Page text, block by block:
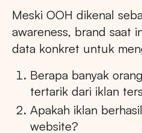
Meski OOH dikenal
awareness, brand saat
data konkret untuk
Berapa banyak
tertarik dari iklan
Apakah iklan
website?